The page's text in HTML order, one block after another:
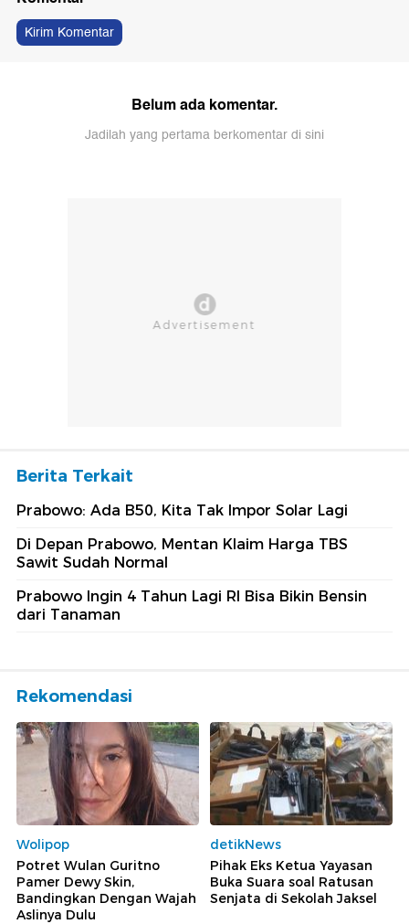
Kirim Komentar
Belum ada komentar.
Jadilah yang pertama berkomentar di sini
Berita Terkait
Prabowo: Ada B50, Kita Tak Impor Solar Lagi
Di Depan Prabowo, Mentan Klaim Harga TBS
Sawit Sudah Normal
Prabowo Ingin 4 Tahun Lagi RI Bisa Bikin Bensin
dari Tanaman
Rekomendasi
Wolipop
Potret Wulan Guritno
Pamer Dewy Skin,
Bandingkan Dengan Wajah
Aslinya Dulu
detikNews
Pihak Eks Ketua Yayasan
Buka Suara soal Ratusan
Senjata di Sekolah Jaksel